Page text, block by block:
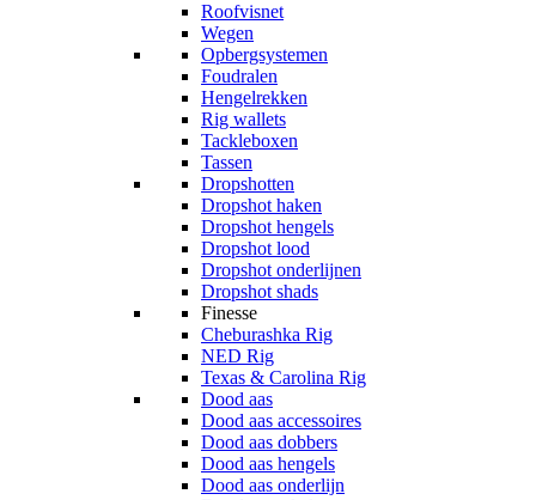
Roofvisnet
Wegen
Opbergsystemen
Foudralen
Hengelrekken
Rig wallets
Tackleboxen
Tassen
Dropshotten
Dropshot haken
Dropshot hengels
Dropshot lood
Dropshot onderlijnen
Dropshot shads
Finesse
Cheburashka Rig
NED Rig
Texas & Carolina Rig
Dood aas
Dood aas accessoires
Dood aas dobbers
Dood aas hengels
Dood aas onderlijn